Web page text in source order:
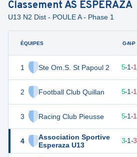
ClassementAS ESPERAZA
U13 N2 Dist - POULE A - Phase 1
ÉQUIPES
1 Ste Om.S. St Papoul 2
2 Football Club Quillan
3 Racing Club Pieusse
4
Association Sportive
Esperaza U13
G-N-P
16 7 5-1-1
16 5-1-1
16 5-1-1
10 7 3-1-3